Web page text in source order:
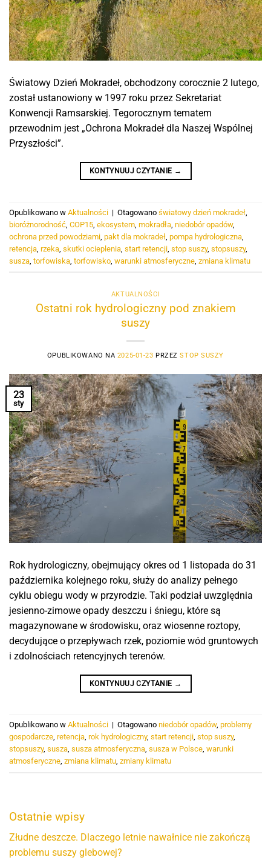
Światowy Dzień Mokradeł, obchodzony corocznie 2 lutego,
został ustanowiony w 1997 roku przez Sekretariat
Konwencji Ramsarskiej. Tegorocznym tematem
przewodnim jest „Ochrona Mokradeł dla Naszej Wspólnej
Przyszłości”.
KONTYNUUJ CZYTANIE →
Opublikowano w Aktualności | Otagowano światowy dzień mokradeł
bioróżnorodność COP15 ekosystem mokradła niedobór opadów,
ochrona przed powodziami pakt dla mokradeł pompa hydrologiczna
retencja rzeka skutki ocieplenia start retencji stop suszy, stopsuszy,
susza torfowiska torfowisko warunki atmosferyczne zmiana klimatu
AKTUALNOŚCI
Ostatni rok hydrologiczny pod znakiem
suszy
OPUBLIKOWANO NA 2025-01-23 PRZEZSTOP SUSZY
23
sty
Rok hydrologiczny, obejmujący okres od 1 listopada do 31
października kolejnego roku, służy do analizy pełnego
cyklu obiegu wody w przyrodzie. Taki podział uwzględnia
jesienno-zimowe opady deszczu i śniegu, które są
magazynowane w środowisku, oraz wiosenne roztopy,
decydujące o przepływach rzek, poziomie wód gruntowych
i zdolnościach retencyjnych terenów.
KONTYNUUJ CZYTANIE →
Opublikowano w Aktualności | Otagowano niedobór opadów, problemy
gospodarcze retencja rok hydrologiczny, start retencji stop suszy,
stopsuszy, susza susza atmosferyczna susza w Polsce warunki
atmosferyczne zmiana klimatu zmiany klimatu
Ostatnie wpisy
Złudne deszcze. Dlaczego letnie nawałnice nie zakończą
problemu suszy glebowej?